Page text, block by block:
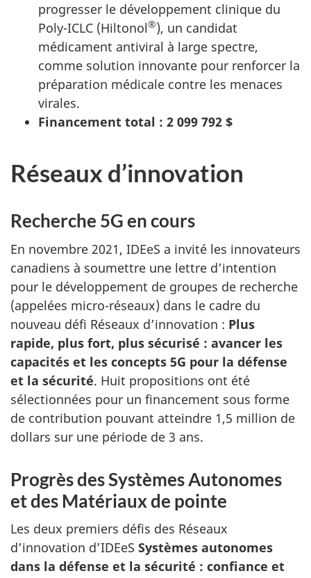
progresser le développement clinique du
Poly-ICLC (Hiltonol®), un candidat
médicament antiviral à large spectre,
comme solution innovante pour renforcer la
préparation médicale contre les menaces
virales.
Financement total : 2 099 792 $
Réseaux d’innovation
Recherche 5G en cours
En novembre 2021, IDEeS a invité les innovateurs
canadiens à soumettre une lettre d’intention
pour le développement de groupes de recherche
(appelées micro-réseaux) dans le cadre du
nouveau défi Réseaux d’innovation : Plus
rapide, plus fort, plus sécurisé : avancer les
capacités et les concepts 5G pour la défense
et la sécurité. Huit propositions ont été
sélectionnées pour un financement sous forme
de contribution pouvant atteindre 1,5 million de
dollars sur une période de 3 ans.
Progrès des Systèmes Autonomes
et des Matériaux de pointe
Les deux premiers défis des Réseaux
d’innovation d’IDEeS Systèmes autonomes
dans la défense et la sécurité : confiance et